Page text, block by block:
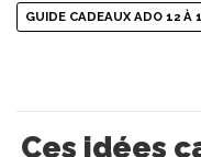
GUIDE CADEAUX ADO 12 À
Ces idées